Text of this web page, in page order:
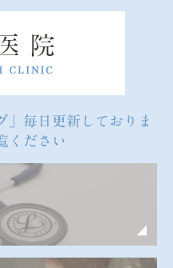
」毎日更新しておりま
ください